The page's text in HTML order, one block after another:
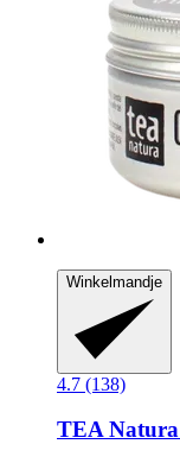
Winkelmandje
4.7 (138)
TEA Natura